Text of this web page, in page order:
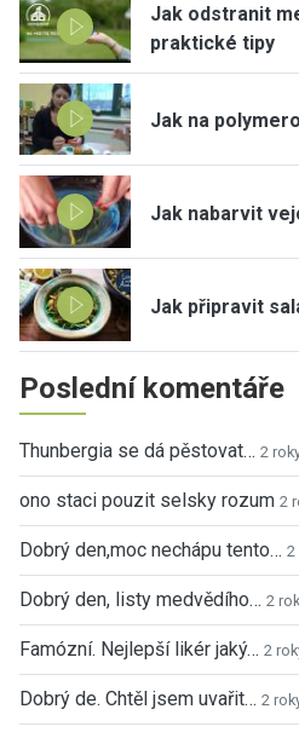
Jak odstranit
praktické tipy
Jak na
Jak nabarvit
Jak připravit
Poslední komentáře
Thunbergia se dá pěstovat… 2
ono staci pouzit selsky rozum 2
Dobrý den,moc nechápu tento… 2
Dobrý den, listy medvědího… 2
Famózní. Nejlepší likér jaký… 2
Dobrý de. Chtěl jsem uvařit… 2